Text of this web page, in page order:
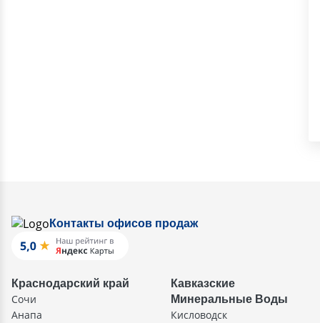
Контакты офисов продаж
Краснодарский край
Сочи
Анапа
Кавказские
Минеральные Воды
Кисловодск